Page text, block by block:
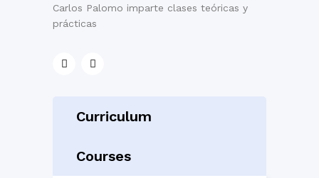
Carlos Palomo imparte clases teóricas y
prácticas
Curriculum
Courses